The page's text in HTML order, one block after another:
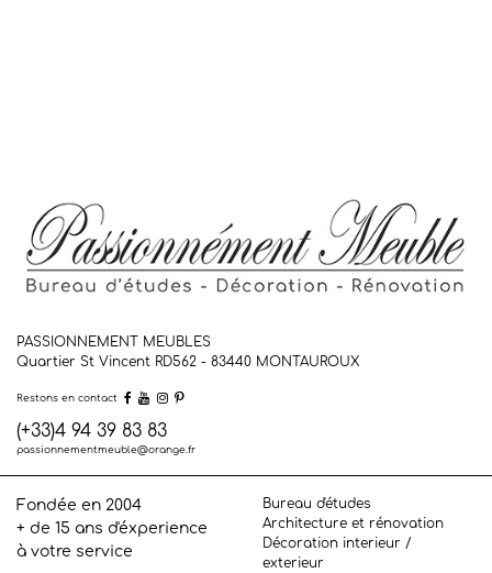
PASSIONNEMENT MEUBLES
Quartier St Vincent RD562 - 83440 MONTAUROUX
Restons en contact
(+33)4 94 39 83 83
passionnementmeuble@orange.fr
Fondée en 2004
+ de 15 ans d'éxperience
à votre service
Bureau d'études
Architecture et rénovation
Décoration interieur /
exterieur